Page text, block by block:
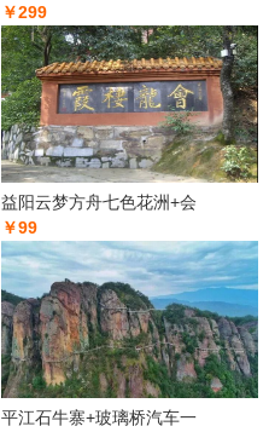
￥299
益阳云梦方舟七色花洲+会
￥99
平江石牛寨+玻璃桥汽车一